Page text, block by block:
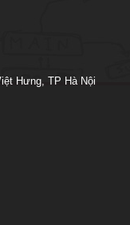
Hưng, TP Hà Nội